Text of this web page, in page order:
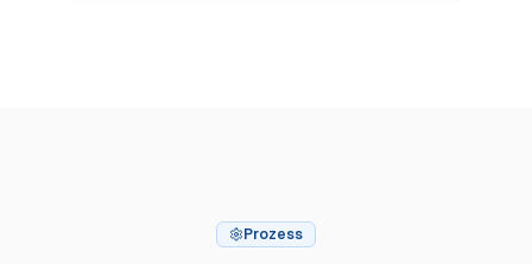
Prozess